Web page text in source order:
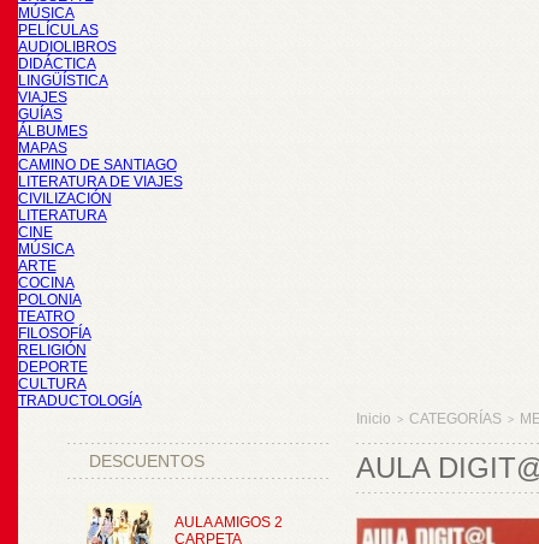
MÚSICA
PELÍCULAS
AUDIOLIBROS
DIDÁCTICA
LINGÜÍSTICA
VIAJES
GUÍAS
ÁLBUMES
MAPAS
CAMINO DE SANTIAGO
LITERATURA DE VIAJES
CIVILIZACIÓN
LITERATURA
CINE
MÚSICA
ARTE
COCINA
POLONIA
TEATRO
FILOSOFÍA
RELIGIÓN
DEPORTE
CULTURA
TRADUCTOLOGÍA
DESCUENTOS
AULA AMIGOS 2
CARPETA
Inicio > CATEGORÍAS >
AULA